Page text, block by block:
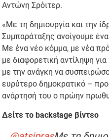
Αντώνη Σρόιτερ.
«Με τη δημιουργία και την
Συμπαράταξης ανοίγουμε
Με ένα νέο κόμμα, με νέα
με διαφορετική αντίληψη
με την ανάγκη να
ευρύτερο δημοκρατικό –
ανάρτησή του ο πρώην
Δείτε το backstage βίντεο